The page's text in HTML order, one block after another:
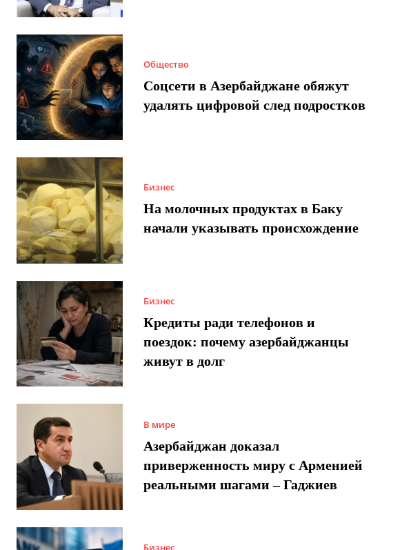
Общество
Соцсети в Азербайджане обяжут
удалять цифровой след подростков
Бизнес
На молочных продуктах в Баку
начали указывать происхождение
Бизнес
Кредиты ради телефонов и
поездок: почему азербайджанцы
живут в долг
В мире
Азербайджан доказал
приверженность миру с Арменией
реальными шагами – Гаджиев
Бизнес